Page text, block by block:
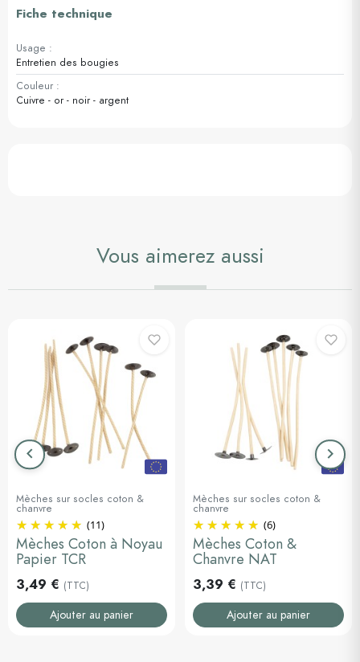
Fiche technique
Usage :
Entretien des bougies
Couleur :
Cuivre - or - noir - argent
Vous aimerez aussi
Précédent
keyboard_arrow_left
Mèches sur socles coton &
chanvre
(11)
Mèches Coton à Noyau
Papier TCR
3,49 € (TTC)
Ajouter au panier
Mèches sur socles coton &
chanvre
(6)
Mèches Coton &
Chanvre NAT
3,39 € (TTC)
Ajouter au panier
keyboard_arrow_right